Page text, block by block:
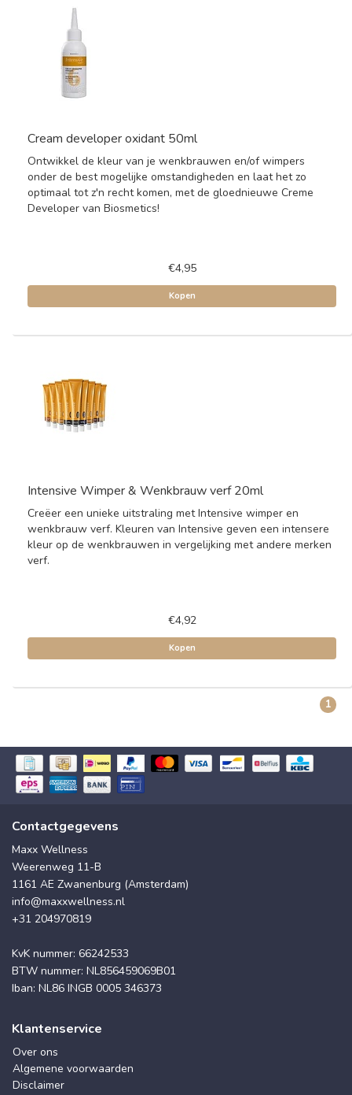
Cream developer oxidant 50ml
Ontwikkel de kleur van je wenkbrauwen en/of wimpers
onder de best mogelijke omstandigheden en laat het zo
optimaal tot z'n recht komen, met de gloednieuwe Creme
Developer van Biosmetics!
€4,95
Kopen
Intensive Wimper & Wenkbrauw verf 20ml
Creëer een unieke uitstraling met Intensive wimper en
wenkbrauw verf. Kleuren van Intensive geven een intensere
kleur op de wenkbrauwen in vergelijking met andere merken
verf.
€4,92
Kopen
1
Contactgegevens
Maxx Wellness
Weerenweg 11-B
1161 AE Zwanenburg (Amsterdam)
info@maxxwellness.nl
+31 204970819
KvK nummer: 66242533
BTW nummer: NL856459069B01
Iban: NL86 INGB 0005 346373
Klantenservice
Over ons
Algemene voorwaarden
Disclaimer